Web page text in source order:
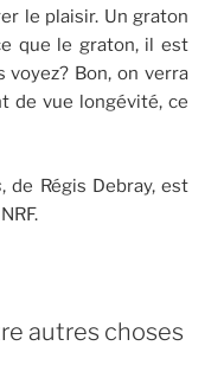
le plaisir. Un graton
que le graton, il est
Bon, on verra
de vue longévité, ce
, de Régis Debray, est
autres choses